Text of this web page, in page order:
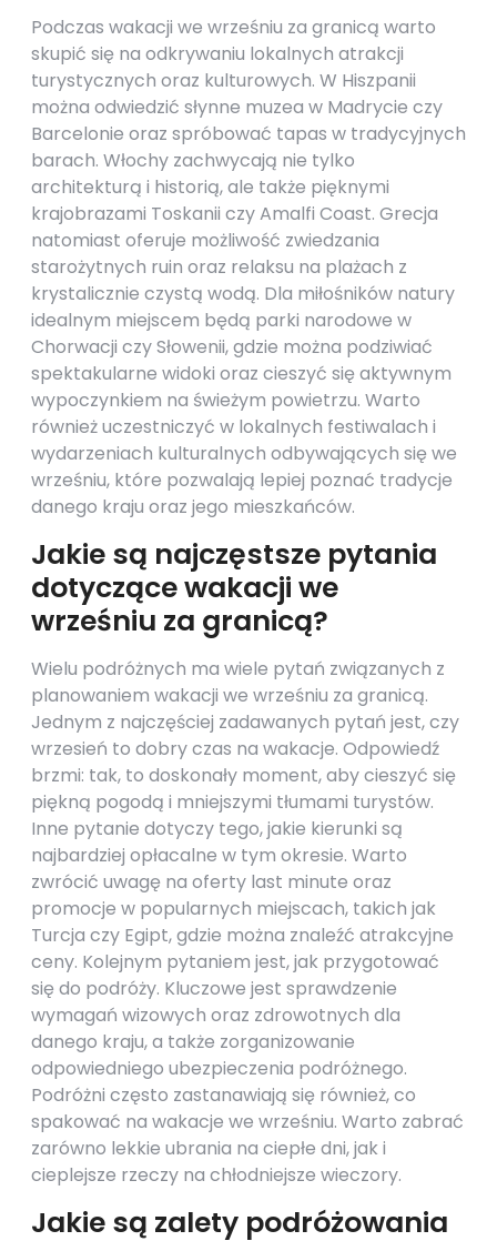
Podczas wakacji we wrześniu za granicą warto
skupić się na odkrywaniu lokalnych atrakcji
turystycznych oraz kulturowych. W Hiszpanii
można odwiedzić słynne muzea w Madrycie czy
Barcelonie oraz spróbować tapas w tradycyjnych
barach. Włochy zachwycają nie tylko
architekturą i historią, ale także pięknymi
krajobrazami Toskanii czy Amalfi Coast. Grecja
natomiast oferuje możliwość zwiedzania
starożytnych ruin oraz relaksu na plażach z
krystalicznie czystą wodą. Dla miłośników natury
idealnym miejscem będą parki narodowe w
Chorwacji czy Słowenii, gdzie można podziwiać
spektakularne widoki oraz cieszyć się aktywnym
wypoczynkiem na świeżym powietrzu. Warto
również uczestniczyć w lokalnych festiwalach i
wydarzeniach kulturalnych odbywających się we
wrześniu, które pozwalają lepiej poznać tradycje
danego kraju oraz jego mieszkańców.
Jakie są najczęstsze pytania
dotyczące wakacji we
wrześniu za granicą?
Wielu podróżnych ma wiele pytań związanych z
planowaniem wakacji we wrześniu za granicą.
Jednym z najczęściej zadawanych pytań jest, czy
wrzesień to dobry czas na wakacje. Odpowiedź
brzmi: tak, to doskonały moment, aby cieszyć się
piękną pogodą i mniejszymi tłumami turystów.
Inne pytanie dotyczy tego, jakie kierunki są
najbardziej opłacalne w tym okresie. Warto
zwrócić uwagę na oferty last minute oraz
promocje w popularnych miejscach, takich jak
Turcja czy Egipt, gdzie można znaleźć atrakcyjne
ceny. Kolejnym pytaniem jest, jak przygotować
się do podróży. Kluczowe jest sprawdzenie
wymagań wizowych oraz zdrowotnych dla
danego kraju, a także zorganizowanie
odpowiedniego ubezpieczenia podróżnego.
Podróżni często zastanawiają się również, co
spakować na wakacje we wrześniu. Warto zabrać
zarówno lekkie ubrania na ciepłe dni, jak i
cieplejsze rzeczy na chłodniejsze wieczory.
Jakie są zalety podróżowania